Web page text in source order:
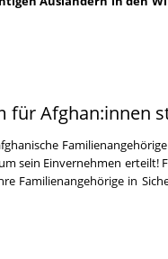
für Afghan:innen
sein Einvernehmen erteilt!
Familienangehörige in